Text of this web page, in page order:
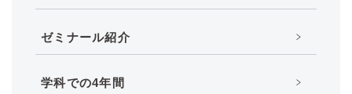
ゼミナール紹介
学科での4年間